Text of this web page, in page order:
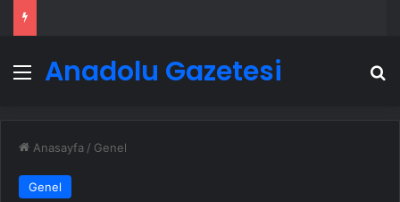
Menü
Anadolu Gazetesi
Anasayfa / Genel
Genel